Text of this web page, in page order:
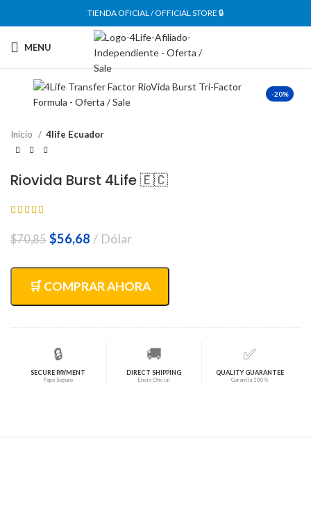
TIENDA OFICIAL / OFFICIAL STORE 🔒
MENU
-20%
Inicio 4life Ecuador
Riovida Burst 4Life 🇪🇨
$70,85 El
original
era:
$70,85.
$56,68 El
actual
es:
$56,68.
Dólar
🛒 COMPRAR AHORA
🔒
SECURE PAYMENT
Pago Seguro
🚚
DIRECT SHIPPING
Envío Oficial
✅
QUALITY GUARANTEE
Garantía 100%